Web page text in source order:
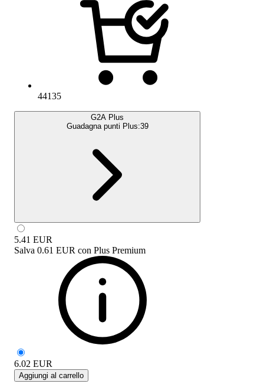
44135
G2A Plus
Guadagna punti Plus:39
5.41 EUR
Salva 0.61 EUR con Plus Premium
6.02 EUR
Aggiungi al carrello